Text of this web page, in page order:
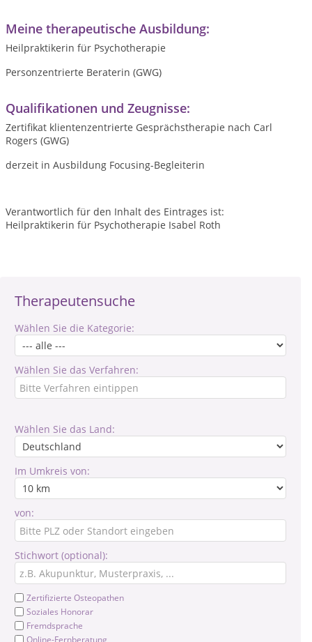
Therapeutensuche
Wählen Sie die Kategorie:
Wählen Sie das Verfahren:
Wählen Sie das Land:
Im Umkreis von:
von:
Stichwort (optional):
Zertifizierte Osteopathen
Soziales Honorar
Fremdsprache
Online-Fernberatung
Meine therapeutische Ausbildung:
Heilpraktikerin für Psychotherapie
Personzentrierte Beraterin (GWG)
Qualifikationen und Zeugnisse:
Zertifikat klientenzentrierte Gesprächstherapie nach Carl
Rogers (GWG)
derzeit in Ausbildung Focusing-Begleiterin
Verantwortlich für den Inhalt des Eintrages ist:
Heilpraktikerin für Psychotherapie Isabel Roth